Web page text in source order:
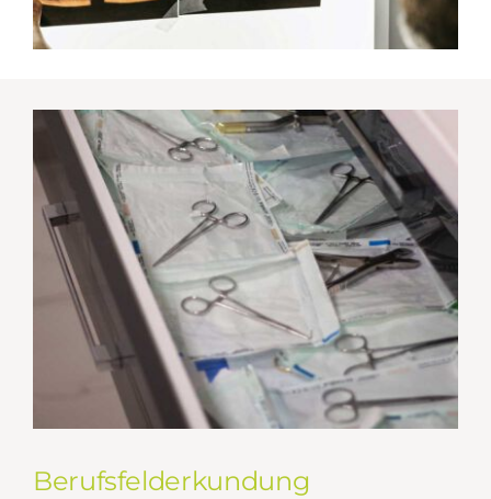
Berufsfelderkundung